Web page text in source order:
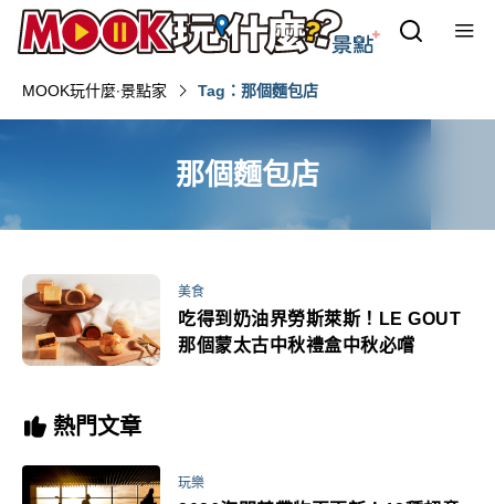
MOOK玩什麼‧景點家 Tag：那個麵包店
那個麵包店
美食
吃得到奶油界勞斯萊斯！LE GOUT
那個蒙太古中秋禮盒中秋必嚐
熱門文章
玩樂